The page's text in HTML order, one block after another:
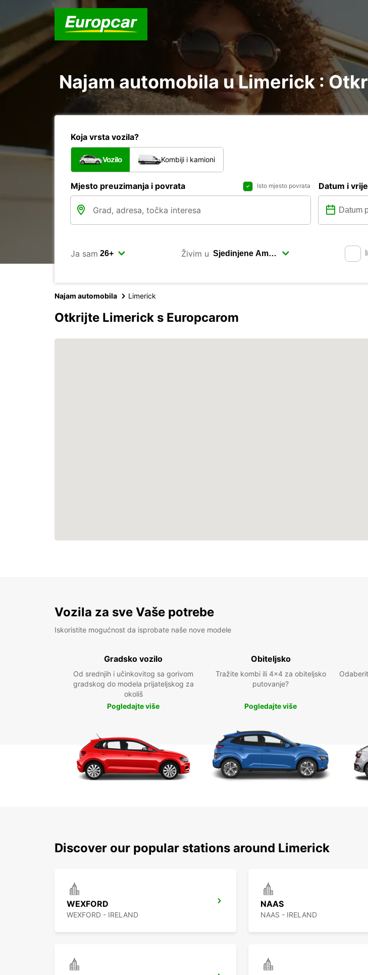
Najam automobila u Limerick :
Koja vrsta vozila?
Vozilo Kombiji i kamioni
Mjesto preuzimanja i povrata Isto mjesto povrata Datum i
Ja sam Živim u
Najam automobila Limerick
Otkrijte Limerick s Europcarom
Vozila za sve Vaše potrebe
Iskoristite mogućnost da isprobate naše nove modele
Gradsko vozilo
Od srednjih i učinkovitog sa gorivom
gradskog do modela prijateljskog za
okoliš
Pogledajte više
Obiteljsko
Tražite kombi ili 4x4 za obiteljsko
putovanje?
Pogledajte više
Discover our popular stations around Limerick
WEXFORD
WEXFORD - IRELAND
NAAS
NAAS - IRELAND